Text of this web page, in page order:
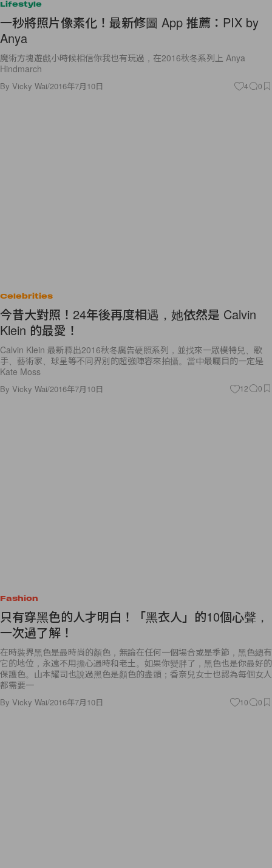
Lifestyle
一秒將照片像素化！最新修圖 App 推薦：PIX by
Anya
魔術方塊遊戲小時候相信你我也有玩過，在2016秋冬系列上 Anya
Hindmarch
By Vicky Wai/2016年7月10日 4 0
Celebrities
今昔大對照！24年後再度相遇，她依然是 Calvin
Klein 的最愛！
Calvin Klein 最新釋出2016秋冬廣告硬照系列，並找來一眾模特兒、歌
手、藝術家、球星等不同界別的超強陣容來拍攝。當中最矚目的一定是
Kate Moss
By Vicky Wai/2016年7月10日 12 0
Fashion
只有穿黑色的人才明白！「黑衣人」的10個心聲，
一次過了解！
在時裝界黑色是最時尚的顏色，無論在任何一個場合或是季節，黑色總有
它的地位，永遠不用擔心過時和老土。如果你變胖了，黑色也是你最好的
保護色。山本耀司也說過黑色是顏色的盡頭；香奈兒女士也認為每個女人
都需要一
By Vicky Wai/2016年7月10日 10 0